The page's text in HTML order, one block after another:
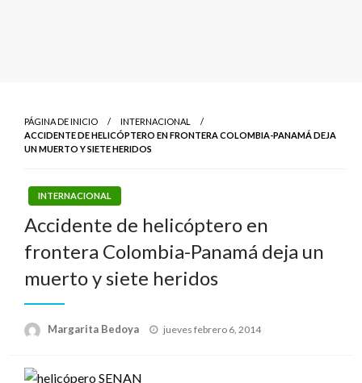
PÁGINA DE INICIO
INTERNACIONAL
ACCIDENTE DE HELICÓPTERO EN FRONTERA COLOMBIA-PANAMÁ DEJA
UN MUERTO Y SIETE HERIDOS
INTERNACIONAL
Accidente de helicóptero en
frontera Colombia-Panamá deja un
muerto y siete heridos
Margarita Bedoya
Publicado
jueves febrero 6, 2014